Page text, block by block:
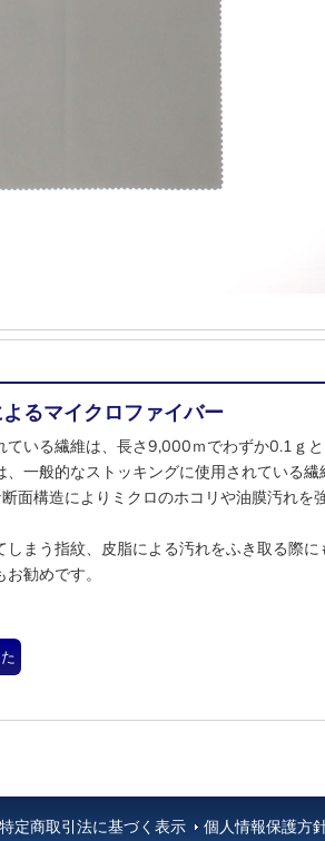
るマイクロファイバー
ている繊維は、長さ9,000ｍでわずか0.1ｇ
、一般的なストッキングに使用されている
面構造によりミクロのホコリや油膜汚れを
まう指紋、皮脂による汚れをふき取る際に
勧めです。
特定商取引法に基づく表示 個人情報保護方